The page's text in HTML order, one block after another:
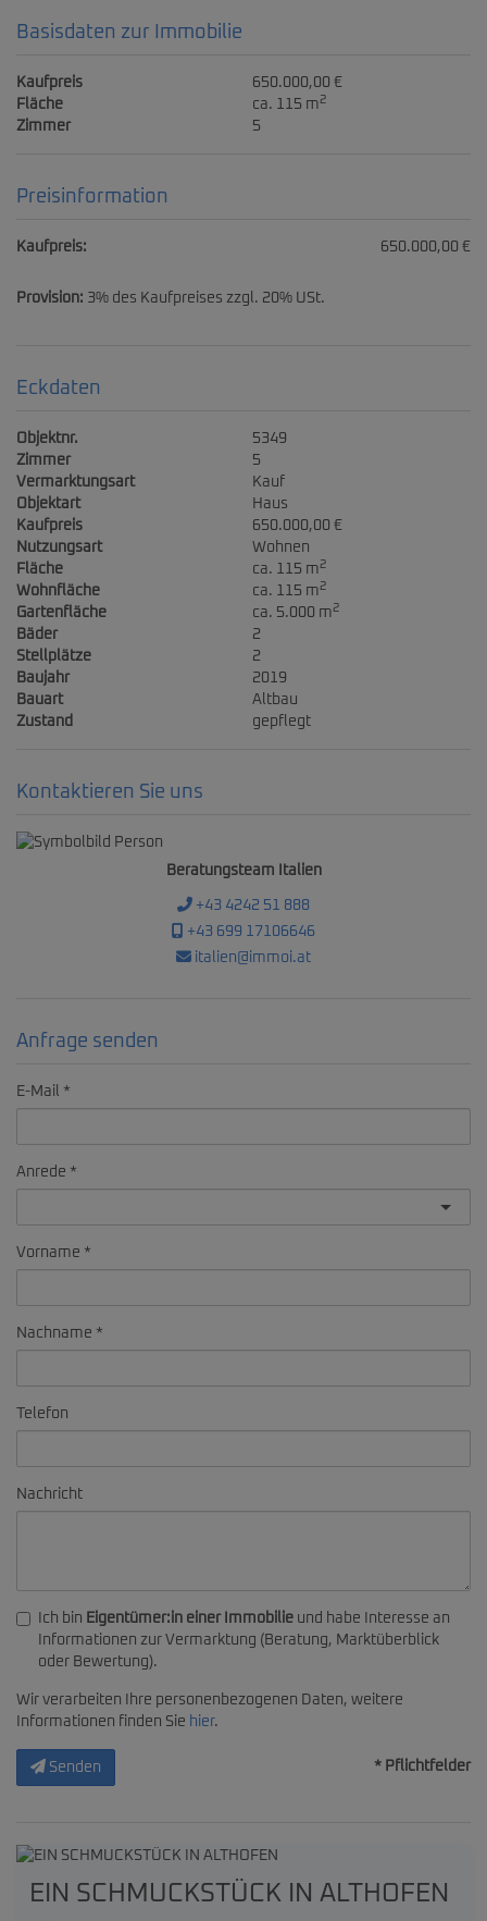
Basisdaten zur Immobilie
Kaufpreis
650.000,00 €
Fläche
ca. 115 m2
Zimmer 5
Preisinformation
Kaufpreis: 650.000,00 €
Provision: 3% des Kaufpreises zzgl. 20% USt.
Eckdaten
Objektnr.
5349
Zimmer
5
Vermarktungsart
Kauf
Objektart
Haus
Kaufpreis
650.000,00 €
Nutzungsart
Wohnen
Fläche
ca. 115 m2
Wohnfläche ca. 115 m2
Gartenfläche ca. 5.000 m2
Bäder
2
Stellplätze
2
Baujahr
2019
Bauart
Altbau
Zustand
gepflegt
Kontaktieren Sie uns
Beratungsteam Italien
+43 4242 51 888
+43 699 17106646
italien@immoi.at
Anfrage senden
E-Mail
Anrede
Vorname
Nachname
Telefon
Nachricht
Ich bin Eigentümer:in einer Immobilie und habe Interesse an
Informationen zur Vermarktung (Beratung, Marktüberblick
oder Bewertung).
Wir verarbeiten Ihre personenbezogenen Daten, weitere
Informationen finden Sie hier.
Senden * Pflichtfelder
EIN SCHMUCKSTÜCK IN ALTHOFEN